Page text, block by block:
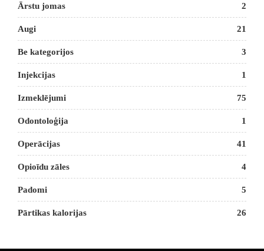
Ārstu jomas 2
Augi 21
Be kategorijos 3
Injekcijas 1
Izmeklējumi 75
Odontoloģija 1
Operācijas 41
Opioīdu zāles 4
Padomi 5
Pārtikas kalorijas 26